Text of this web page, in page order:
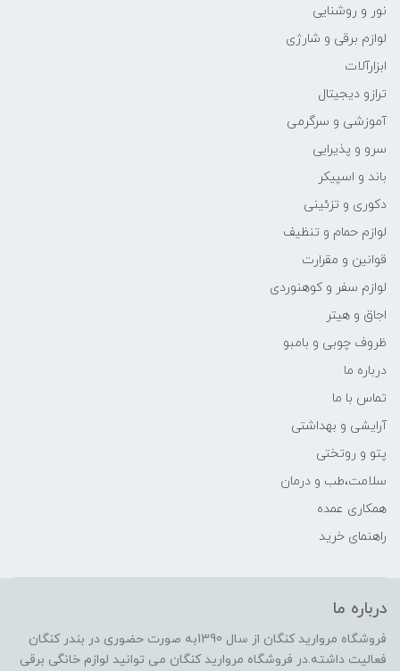
نور و روشنایی
لوازم برقی و شارژی
ابزارآلات
ترازو دیجیتال
آموزشی و سرگرمی
سرو و پذیرایی
باند و اسپیکر
دکوری و تزئینی
لوازم حمام و تنظیف
قوانین و مقرارت
لوازم سفر و کوهنوردی
اجاق و هیتر
ظروف چوبی و بامبو
درباره ما
تماس با ما
آرایشی و بهداشتی
پتو و روتختی
سلامت،طب و درمان
همکاری عمده
راهنمای خرید
درباره ما
فروشگاه مروارید کنگان از سال 1390به صورت حضوری در بندر کنگان
فعالیت داشته.در فروشگاه مروارید کنگان می توانید لوازم خانگی برقی